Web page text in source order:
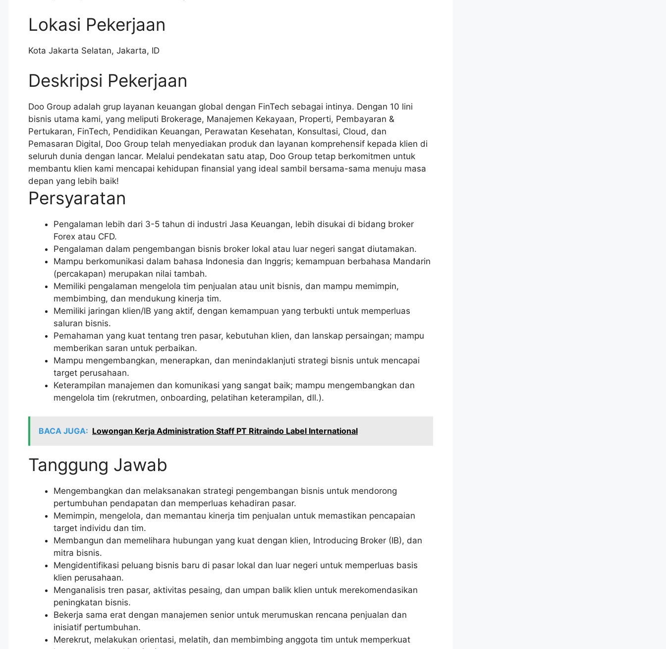
Lokasi Pekerjaan
Kota Jakarta Selatan, Jakarta, ID
Deskripsi Pekerjaan
Doo Group adalah grup layanan keuangan global dengan FinTech sebagai intinya. Dengan 10 lini
bisnis utama kami, yang meliputi Brokerage, Manajemen Kekayaan, Properti, Pembayaran &
Pertukaran, FinTech, Pendidikan Keuangan, Perawatan Kesehatan, Konsultasi, Cloud, dan
Pemasaran Digital, Doo Group telah menyediakan produk dan layanan komprehensif kepada klien di
seluruh dunia dengan lancar. Melalui pendekatan satu atap, Doo Group tetap berkomitmen untuk
membantu klien kami mencapai kehidupan finansial yang ideal sambil bersama-sama menuju masa
depan yang lebih baik!
Persyaratan
Pengalaman lebih dari 3-5 tahun di industri Jasa Keuangan, lebih disukai di bidang broker
Forex atau CFD.
Pengalaman dalam pengembangan bisnis broker lokal atau luar negeri sangat diutamakan.
Mampu berkomunikasi dalam bahasa Indonesia dan Inggris; kemampuan berbahasa Mandarin
(percakapan) merupakan nilai tambah.
Memiliki pengalaman mengelola tim penjualan atau unit bisnis, dan mampu memimpin,
membimbing, dan mendukung kinerja tim.
Memiliki jaringan klien/IB yang aktif, dengan kemampuan yang terbukti untuk memperluas
saluran bisnis.
Pemahaman yang kuat tentang tren pasar, kebutuhan klien, dan lanskap persaingan; mampu
memberikan saran untuk perbaikan.
Mampu mengembangkan, menerapkan, dan menindaklanjuti strategi bisnis untuk mencapai
target perusahaan.
Keterampilan manajemen dan komunikasi yang sangat baik; mampu mengembangkan dan
mengelola tim (rekrutmen, onboarding, pelatihan keterampilan, dll.).
BACA JUGA: Lowongan Kerja Administration Staff PT Ritraindo Label International
Tanggung Jawab
Mengembangkan dan melaksanakan strategi pengembangan bisnis untuk mendorong
pertumbuhan pendapatan dan memperluas kehadiran pasar.
Memimpin, mengelola, dan memantau kinerja tim penjualan untuk memastikan pencapaian
target individu dan tim.
Membangun dan memelihara hubungan yang kuat dengan klien, Introducing Broker (IB), dan
mitra bisnis.
Mengidentifikasi peluang bisnis baru di pasar lokal dan luar negeri untuk memperluas basis
klien perusahaan.
Menganalisis tren pasar, aktivitas pesaing, dan umpan balik klien untuk merekomendasikan
peningkatan bisnis.
Bekerja sama erat dengan manajemen senior untuk merumuskan rencana penjualan dan
inisiatif pertumbuhan.
Merekrut, melakukan orientasi, melatih, dan membimbing anggota tim untuk memperkuat